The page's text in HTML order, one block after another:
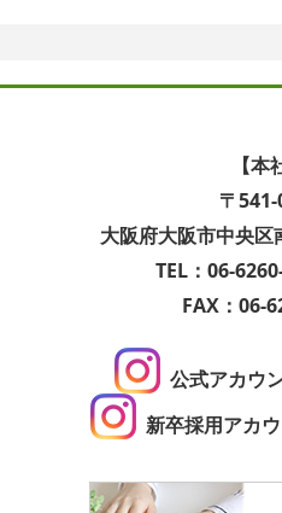
【本
〒
大阪府大阪市中央
TEL：06-
FAX：06-
公式アカウ
新卒採用アカ